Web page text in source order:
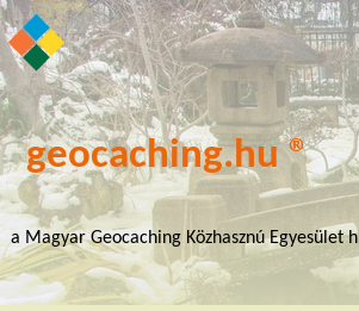
geocaching.hu ®
a Magyar Geocaching Közhasznú Egyesület